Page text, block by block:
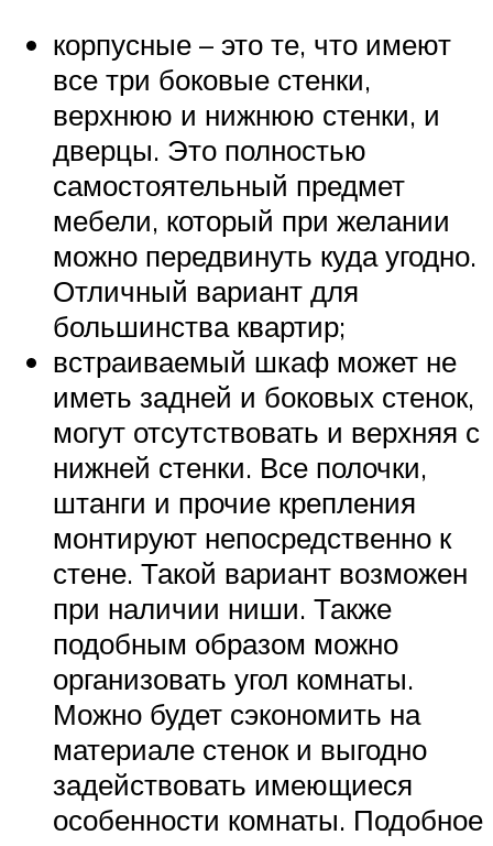
корпусные – это те, что имеют
все три боковые стенки,
верхнюю и нижнюю стенки, и
дверцы. Это полностью
самостоятельный предмет
мебели, который при желании
можно передвинуть куда угодно.
Отличный вариант для
большинства квартир;
встраиваемый шкаф может не
иметь задней и боковых стенок,
могут отсутствовать и верхняя с
нижней стенки. Все полочки,
штанги и прочие крепления
монтируют непосредственно к
стене. Такой вариант возможен
при наличии ниши. Также
подобным образом можно
организовать угол комнаты.
Можно будет сэкономить на
материале стенок и выгодно
задействовать имеющиеся
особенности комнаты. Подобное